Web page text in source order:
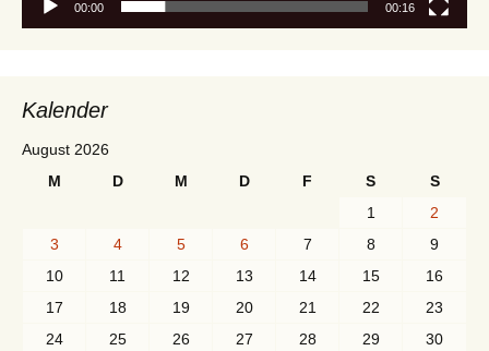
00:00 00:16
Kalender
August 2026
M
D M D F S
S
1
2
3
4 5 6 7 8
9
10
11 12 13 14 15
16
17
18 19 20 21 22
23
24
25 26 27 28 29
30